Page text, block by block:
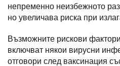
непременно неизбежното
но увеличава риска при
Възможните рискови
включват някои вирусни
отговори след ваксинация